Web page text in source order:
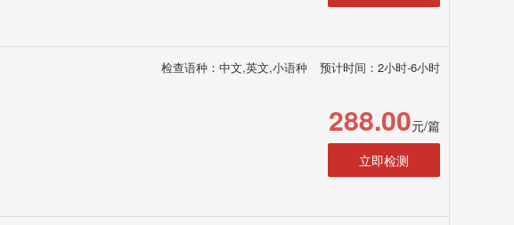
检查语种：中文,英文,小语种 预计时间：2小时-6小时
288.00元/篇
立即检测